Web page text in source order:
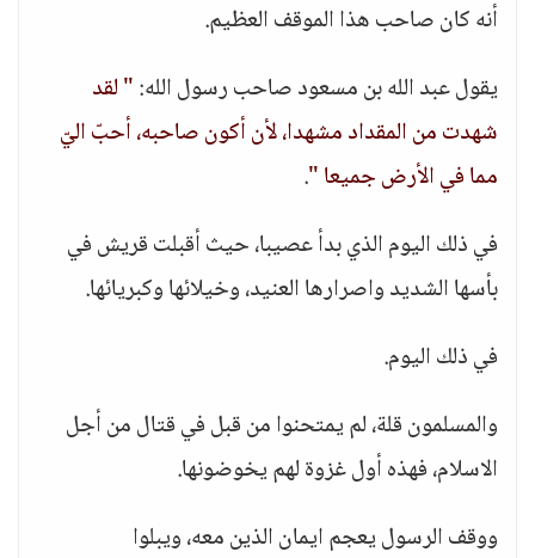
أنه كان صاحب هذا الموقف العظيم.
يقول عبد الله بن مسعود صاحب رسول الله:" لقد
شهدت من المقداد مشهدا، لأن أكون صاحبه، أحبّ اليّ
مما في الأرض جميعا ".
في ذلك اليوم الذي بدأ عصيبا، حيث أقبلت قريش في
بأسها الشديد واصرارها العنيد، وخيلائها وكبريائها.
في ذلك اليوم.
والمسلمون قلة، لم يمتحنوا من قبل في قتال من أجل
الاسلام، فهذه أول غزوة لهم يخوضونها.
ووقف الرسول يعجم ايمان الذين معه، ويبلوا